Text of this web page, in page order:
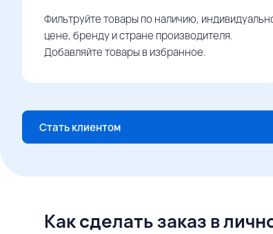
Фильтруйте товары по наличию,
цене, бренду и стране производителя.
Добавляйте товары в избранное.
Стать клиентом
Как сделать заказ в